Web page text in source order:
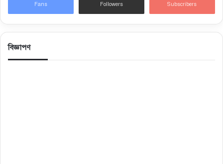
Fans Followers Subscribers
বিজ্ঞাপণ